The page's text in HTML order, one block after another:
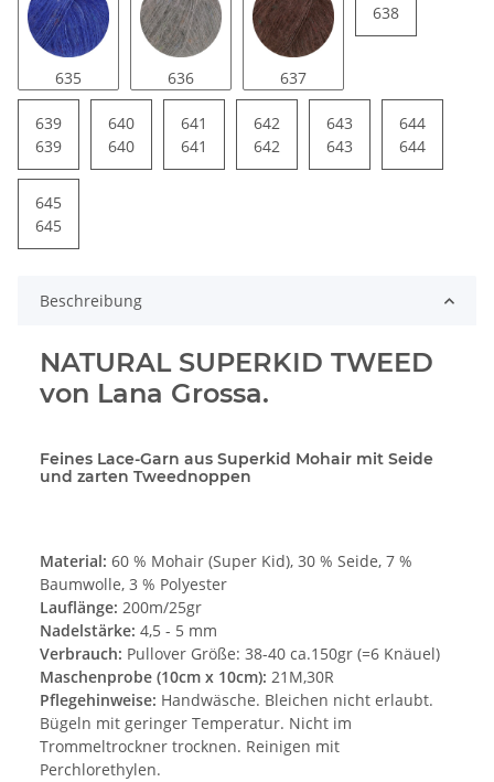
635 636 637
638
639
639
640
640
641
641
642
642
643
643
644
644
645
645
Beschreibung
NATURAL SUPERKID TWEED
von Lana Grossa.
Feines Lace-Garn aus Superkid Mohair mit Seide
und zarten Tweednoppen
Material: 60 % Mohair (Super Kid), 30 % Seide, 7 %
Baumwolle, 3 % Polyester
Lauflänge: 200m/25gr
Nadelstärke: 4,5 - 5 mm
Verbrauch: Pullover Größe: 38-40 ca.150gr (=6 Knäuel)
Maschenprobe (10cm x 10cm): 21M,30R
Pflegehinweise: Handwäsche. Bleichen nicht erlaubt.
Bügeln mit geringer Temperatur. Nicht im
Trommeltrockner trocknen. Reinigen mit
Perchlorethylen.